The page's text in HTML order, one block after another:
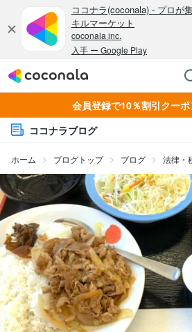
会員登録で10％割引クーポ
ココナラブログ
ホーム ブログトップ ブログ 法律・